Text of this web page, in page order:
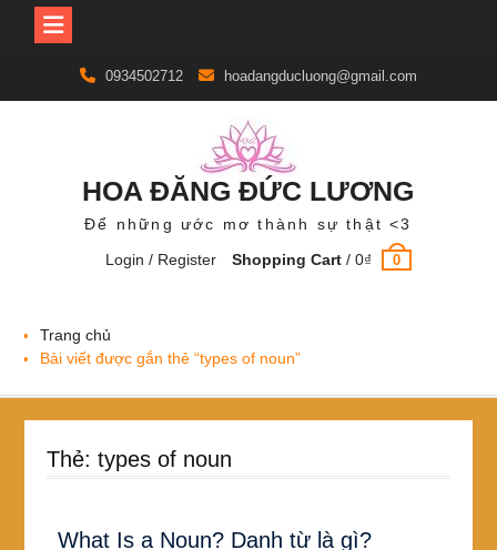
content
0934502712 hoadangducluong@gmail.com
HOA ĐĂNG ĐỨC LƯƠNG
Để những ước mơ thành sự thật <3
Login / Register
Shopping Cart /0₫ 0
Trang chủ
Bài viết được gắn thẻ “types of noun”
Thẻ: types of noun
What Is a Noun? Danh từ là gì?